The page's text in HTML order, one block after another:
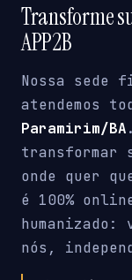
Transforme
APP2B
Nossa sede
atendemos
Paramirim/BA
transformar
onde quer
é 100%
humanizado:
nós,